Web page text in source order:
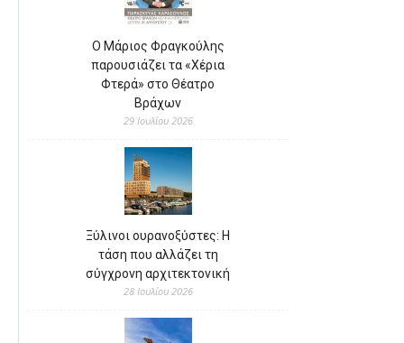
Ο Μάριος Φραγκούλης
παρουσιάζει τα «Χέρια
Φτερά» στο Θέατρο
Βράχων
29 Ιουλίου 2026
Ξύλινοι ουρανοξύστες: Η
τάση που αλλάζει τη
σύγχρονη αρχιτεκτονική
28 Ιουλίου 2026